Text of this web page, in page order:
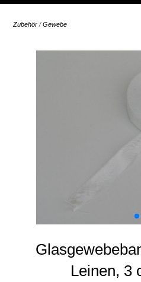
Zubehör /Gewebe
Leinen, 3